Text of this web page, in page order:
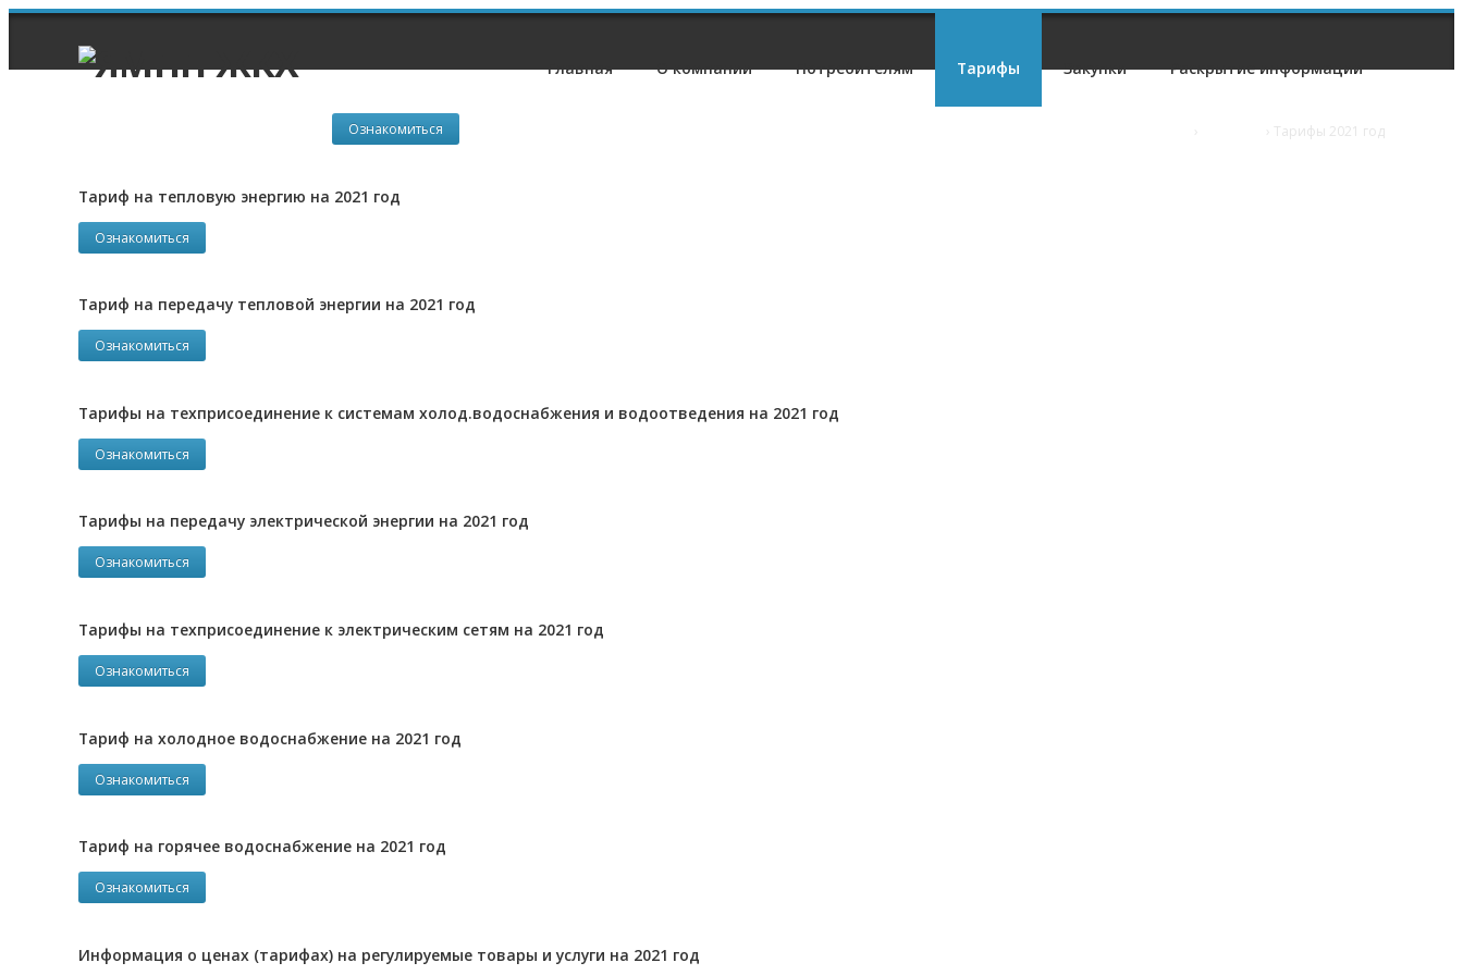
Главная О компании Потребителям Тарифы Закупки Раскрытие информации
Тарифы 2021 год
Ознакомиться
Тариф на тепловую энергию на 2021 год
Ознакомиться
Тариф на передачу тепловой энергии на 2021 год
Ознакомиться
Тарифы на техприсоединение к системам холод.водоснабжения и водоотведения на 2021 год
Ознакомиться
Тарифы на передачу электрической энергии на 2021 год
Ознакомиться
Тарифы на техприсоединение к электрическим сетям на 2021 год
Ознакомиться
Тариф на холодное водоснабжение на 2021 год
Ознакомиться
Тариф на горячее водоснабжение на 2021 год
Ознакомиться
Информация о ценах (тарифах) на регулируемые товары и услуги на 2021 год